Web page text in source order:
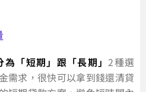
為「短期」跟「長期」 2種選
需求，很快可以拿到錢還清貸